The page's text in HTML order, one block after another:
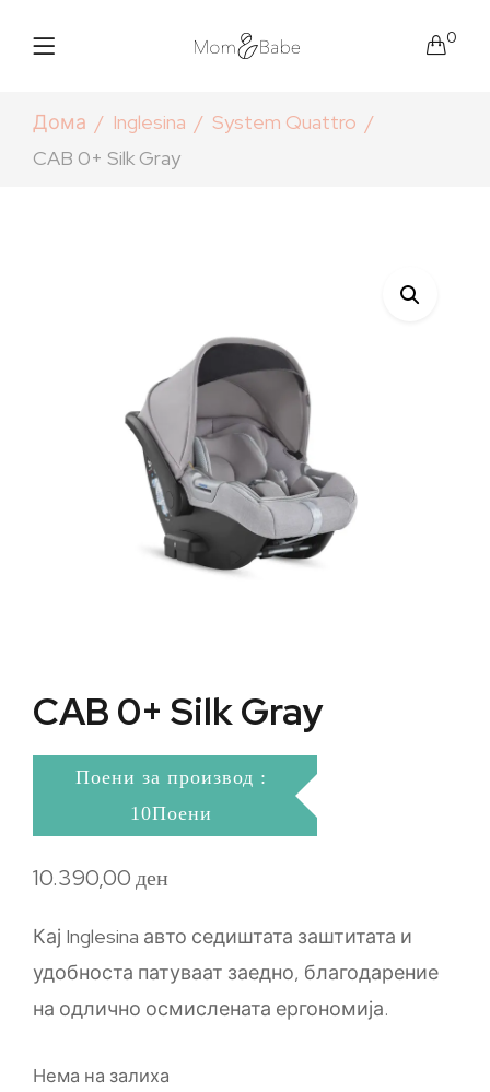
0
Дома Inglesina
System Quattro
CAB 0+ Silk Gray
CAB 0+ Silk Gray
Поени за производ :
10Поени
10.390,00ден
Кај Inglesina авто седиштата заштитата и
удобноста патуваат заедно, благодарение
на одлично осмислената ергономија.
Нема на залиха